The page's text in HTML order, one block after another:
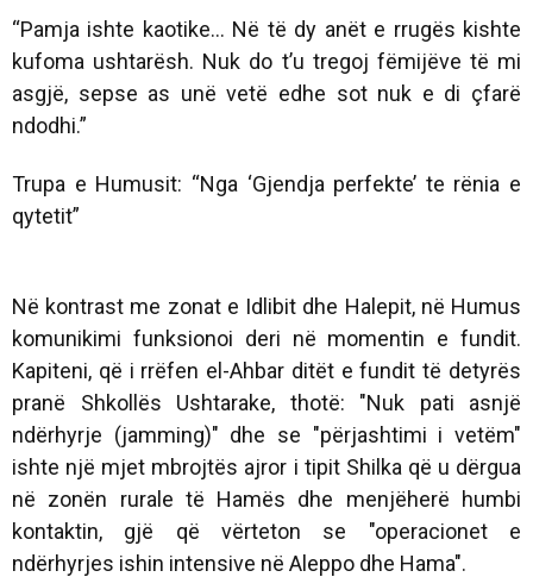
“Pamja ishte kaotike… Në të dy anët e rrugës kishte
kufoma ushtarësh. Nuk do t’u tregoj fëmijëve të mi
asgjë, sepse as unë vetë edhe sot nuk e di çfarë
ndodhi.”
Trupa e Humusit: “Nga ‘Gjendja perfekte’ te rënia e
qytetit”
Në kontrast me zonat e Idlibit dhe Halepit, në Humus
komunikimi funksionoi deri në momentin e fundit.
Kapiteni, që i rrëfen el-Ahbar ditët e fundit të detyrës
pranë Shkollës Ushtarake, thotë: "Nuk pati asnjë
ndërhyrje (jamming)" dhe se "përjashtimi i vetëm"
ishte një mjet mbrojtës ajror i tipit Shilka që u dërgua
në zonën rurale të Hamës dhe menjëherë humbi
kontaktin, gjë që vërteton se "operacionet e
ndërhyrjes ishin intensive në Aleppo dhe Hama".